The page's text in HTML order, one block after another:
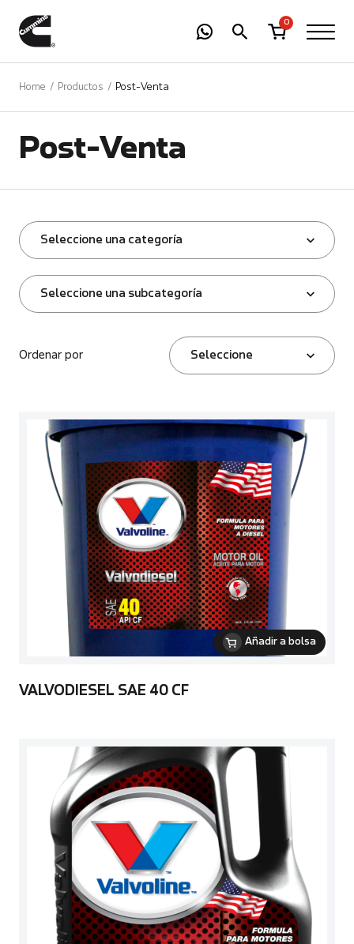
0
Home Productos Post-Venta
Post-Venta
Seleccione una categoría
Seleccione una subcategoría
Ordenar por Seleccione
Añadir a bolsa
VALVODIESEL SAE 40 CF